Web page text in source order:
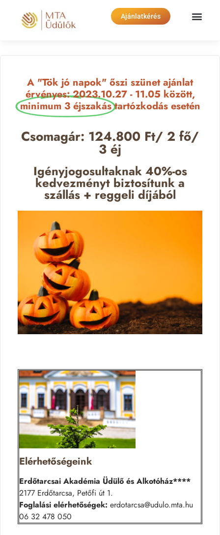
Ajánlatkérés
A "Tök jó napok" őszi szünet ajánlat
érvényes: 2023.10.27 - 11.05 között,
minimum 3 éjszakás tartózkodás esetén
Csomagár: 124.800 Ft/ 2 fő/
3 éj
Igényjogosultaknak 40%-os
kedvezményt biztosítunk a
szállás + reggeli díjából
Elérhetőségeink
Erdőtarcsai Akadémia Üdülő és Alkotóház****
2177 Erdőtarcsa, Petőfi út 1.
Foglalási elérhetőségek: erdotarcsa@udulo.mta.hu
06 32 478 050